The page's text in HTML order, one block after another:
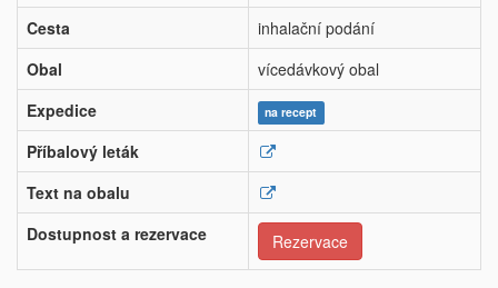
Cesta
inhalační podání
Obal
vícedávkový obal
Expedice
na recept
Příbalový leták
Text na obalu
Dostupnost a rezervace
Rezervace